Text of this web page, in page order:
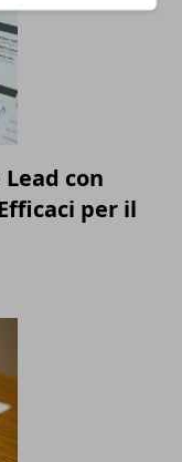
con
per il